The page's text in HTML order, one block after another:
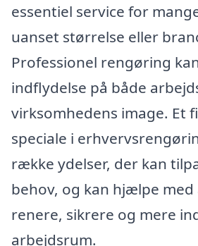
essentiel service for
uanset størrelse eller
Professionel rengøring
indflydelse på både
virksomhedens image. Et
speciale i
række ydelser, der kan
behov, og kan hjælpe med
renere, sikrere og mere
arbejdsrum.